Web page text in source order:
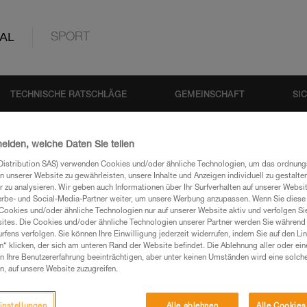
SPORT
TECHNISCHE RATSCHLÄGE GEMEINSCHAFT
Suche
Kein Ergebnis
welche Daten Sie teilen
SAS) verwenden Cookies und/oder ähnliche Technologien, um das
unserer Website zu gewährleisten, unsere Inhalte und Anzeigen individuell zu
zu analysieren. Wir geben auch Informationen über Ihr Surfverhalten auf unserer
und Social-Media-Partner weiter, um unsere Werbung anzupassen. Wenn Sie
und/oder ähnliche Technologien nur auf unserer Website aktiv und verfolgen
Die Cookies und/oder ähnliche Technologien unserer Partner werden Sie während
verfolgen. Sie können Ihre Einwilligung jederzeit widerrufen, indem Sie auf den
klicken, der sich am unteren Rand der Website befindet. Die Ablehnung aller oder
Ihre Benutzererfahrung beeinträchtigen, aber unter keinen Umständen wird eine
auf unsere Website zuzugreifen.